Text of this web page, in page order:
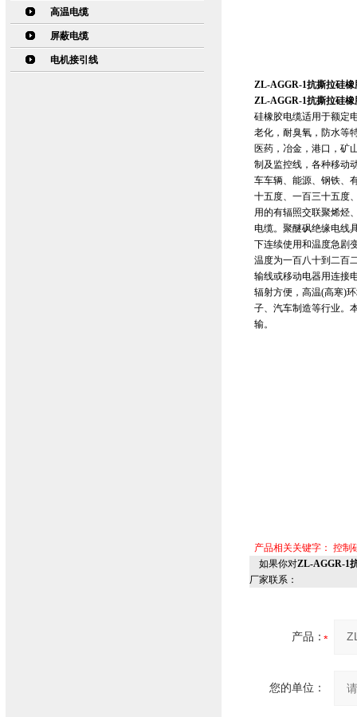
高温电缆
屏蔽电缆
电机接引线
ZL-AGGR-1抗撕拉硅橡
ZL-AGGR-1抗撕拉硅橡
硅橡胶电缆适用于额定
老化，耐臭氧，防水等
医药，冶金，港口，矿
制及监控线，各种移动
车车辆、能源、钢铁、
十五度、一百三十五度
用的有辐照交联聚烯烃
电缆。聚醚砜绝缘电线
下连续使用和温度急剧
温度为一百八十到二百
输线或移动电器用连接
辐射方便，高温(高寒)
子、汽车制造等行业。
输。
产品相关关键字： 控制
如果你对ZL-AGGR-1
厂家联系：
产品：
您的单位：